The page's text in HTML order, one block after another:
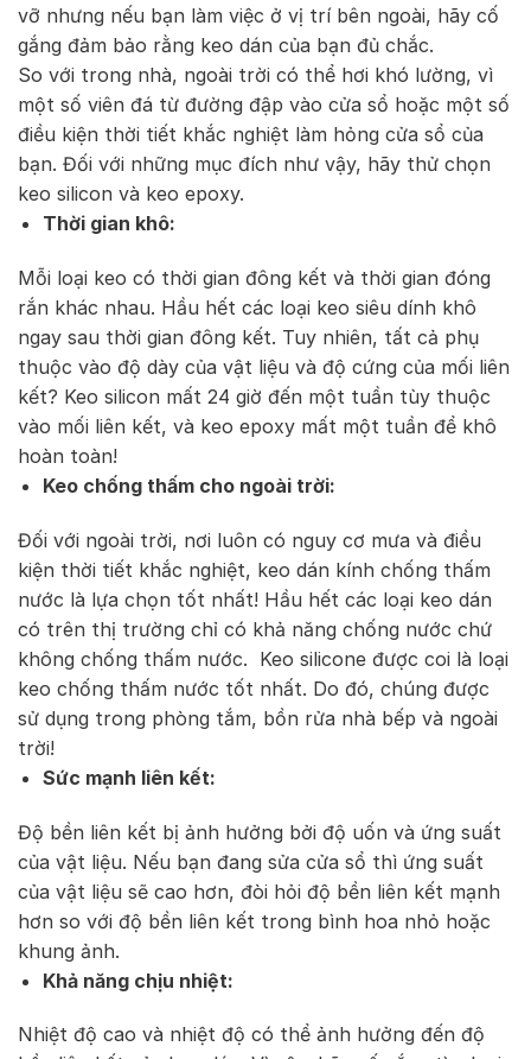
vỡ nhưng nếu bạn làm việc ở vị trí bên ngoài, hãy cố
gắng đảm bảo rằng keo dán của bạn đủ chắc.
So với trong nhà, ngoài trời có thể hơi khó lường, vì
một số viên đá từ đường đập vào cửa sổ hoặc một số
điều kiện thời tiết khắc nghiệt làm hỏng cửa sổ của
bạn. Đối với những mục đích như vậy, hãy thử chọn
keo silicon và keo epoxy.
Thời gian khô:
Mỗi loại keo có thời gian đông kết và thời gian đóng
rắn khác nhau. Hầu hết các loại keo siêu dính khô
ngay sau thời gian đông kết. Tuy nhiên, tất cả phụ
thuộc vào độ dày của vật liệu và độ cứng của mối liên
kết? Keo silicon mất 24 giờ đến một tuần tùy thuộc
vào mối liên kết, và keo epoxy mất một tuần để khô
hoàn toàn!
Keo chống thấm cho ngoài trời:
Đối với ngoài trời, nơi luôn có nguy cơ mưa và điều
kiện thời tiết khắc nghiệt, keo dán kính chống thấm
nước là lựa chọn tốt nhất! Hầu hết các loại keo dán
có trên thị trường chỉ có khả năng chống nước chứ
không chống thấm nước. Keo silicone được coi là loại
keo chống thấm nước tốt nhất. Do đó, chúng được
sử dụng trong phòng tắm, bồn rửa nhà bếp và ngoài
trời!
Sức mạnh liên kết:
Độ bền liên kết bị ảnh hưởng bởi độ uốn và ứng suất
của vật liệu. Nếu bạn đang sửa cửa sổ thì ứng suất
của vật liệu sẽ cao hơn, đòi hỏi độ bền liên kết mạnh
hơn so với độ bền liên kết trong bình hoa nhỏ hoặc
khung ảnh.
Khả năng chịu nhiệt:
Nhiệt độ cao và nhiệt độ có thể ảnh hưởng đến độ